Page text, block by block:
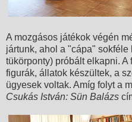
A mozgásos játékok végén
jártunk, ahol a "cápa"
tükörponty) próbált elkapni.
figurák, állatok készültek, a
ügyesek voltak. Amíg folyt a
Csukás István: Sün Balázs